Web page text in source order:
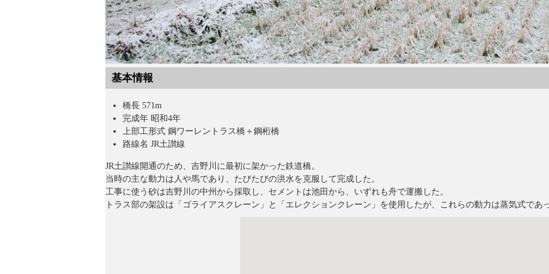
基本情報
橋長 571m
完成年 昭和4年
上部工形式 鋼ワーレントラス橋＋鋼桁橋
路線名 JR土讃線
JR土讃線開通のため、吉野川に最初に架かった鉄道橋。
当時の主な動力は人や馬であり、たびたびの洪水を克服して完成した。
工事に使う砂は吉野川の中州から採取し、セメントは池田から、いずれも舟で運搬した。
トラス部の架設は「ゴライアスクレーン」と「エレクションクレーン」を使用したが、これらの動力は蒸気式であ